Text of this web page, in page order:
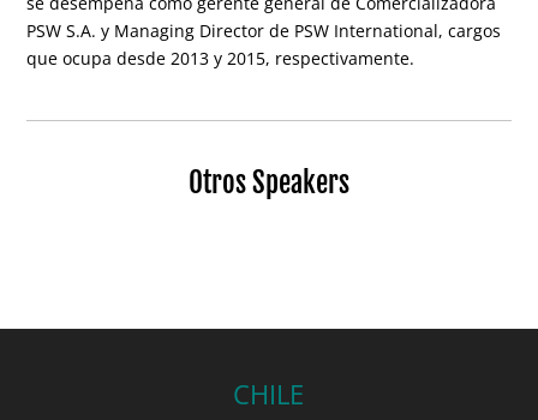
PSW S.A. y Managing Director de PSW International, cargos
que ocupa desde 2013 y 2015, respectivamente.
Otros Speakers
CHILE